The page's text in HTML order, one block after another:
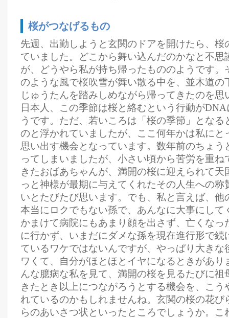
桜がつなげるもの
先週、出勤しようと玄関のドアを開けたら、桜
ていました。どこから舞い込んだのかなと不思
が、どうやら私が持ち帰ったもののようです。
のような風で桜吹雪が舞い散る中を、並木道の
じゅうたんを踏みしめながら帰ってきたのを
日本人、この季節は桜と絡むという行動が
うです。ただ、若いころは「桜の季節」となる
のと浮かれていましたが、ここ何年かは私にと
思い出す機会となっています。数年前のちょう
ってしまいましたが、小さい頃から苦労を重ね
きたおばあちゃんが、満開の桜に迎えられて天
っと神様が最期に与えてくれたその人生への称
いとたびたび思います。でも、私と言えば、他
本当にロクでもない孫で、あんなに大事にして
かまけて病院にもあまり顔を出さず、亡くなっ
に行かず、いまだにダメな孫を現在進行形で続
ているワケではないんですが、やっぱり大きな
ワくて、自分がほとほとイヤになるときがあり
んな臆病な私を見て、満開の桜を見るたびに祖
きたとき以上につながろうとする機会を、こう
れているのかもしれませんね。玄関の桜の花び
らのあいさつ状といったところでしょうか。こ